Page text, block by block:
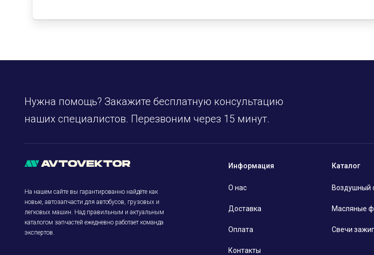
Нужна помощь? Закажите бесплатную консультацию
наших специалистов. Перезвоним через 15 минут.
На нашем сайте вы гарантированно найдёте как
новые, автозапчасти для автобусов, грузовых и
легковых машин. Над правильным и актуальным
каталогом запчастей ежедневно работает команда
экспертов.
Информация
О нас
Доставка
Оплата
Контакты
Каталог
Воздушный
Масляные
Свечи